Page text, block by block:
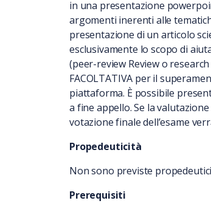
in una presentazione
argomenti inerenti alle
presentazione di un articolo
esclusivamente lo scopo di
(peer-review Review o
FACOLTATIVA per il
piattaforma. È possibile
a fine appello. Se la
votazione finale dell’esame
Propedeuticità
Non sono previste
Prerequisiti